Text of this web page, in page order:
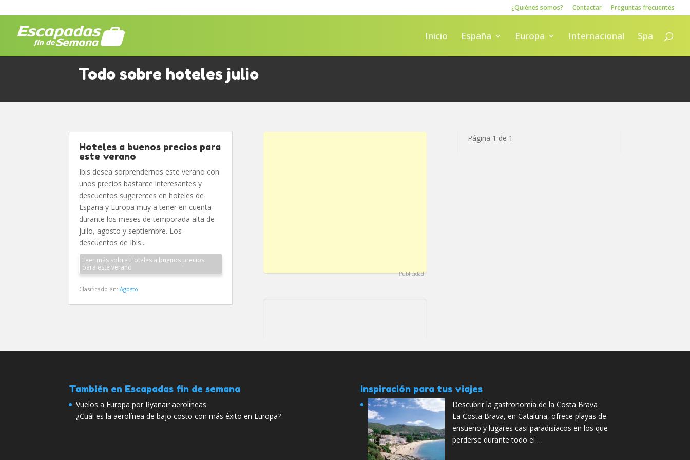
¿Quiénes somos? Contactar Preguntas frecuentes
Inicio España Europa Internacional Spa
Todo sobre hoteles julio
Hoteles a buenos precios para
este verano
Ibis desea sorprendernos este verano con
unos precios bastante interesantes y
descuentos sugerentes en hoteles de
España y Europa muy a tener en cuenta
durante los meses de temporada alta de
julio, agosto y septiembre. Los
descuentos de Ibis...
Leer más sobre Hoteles a buenos precios
para este verano
Clasificado en:Agosto
Publicidad
Página 1 de 1
También en Escapadas fin de semana
Vuelos a Europa por Ryanair aerolíneas
¿Cuál es la aerolínea de bajo costo con más éxito en Europa?
Inspiración para tus viajes
Descubrir la gastronomía de la Costa Brava
La Costa Brava, en Cataluña, ofrece playas de
ensueño y lugares casi paradisíacos en los que
perderse durante todo el …